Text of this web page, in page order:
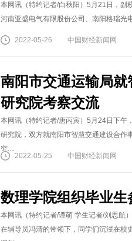
本网讯（特约记者/白秋阳）5月21日，副
河南亚盛电气有限股份公司、南阳格瑞光
2022-05-26 中国财经新闻网
南阳市交通运输局
研究院考察交流
本网讯（特约记者/唐丙寅）5月24日下午
研究院，双方就南阳市智慧交通建设合作
究....
2022-05-25
中国财经新闻网
数理学院组织毕业生
本网讯（特约记者/谭萌 学生记者/刘思航
在辅导员冯清的带领下，同学们沉浸在校